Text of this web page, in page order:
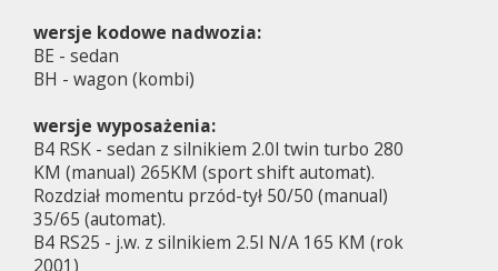
wersje kodowe nadwozia:
BE - sedan
BH - wagon (kombi)
wersje wyposażenia:
B4 RSK - sedan z silnikiem 2.0l twin turbo 280
KM (manual) 265KM (sport shift automat).
Rozdział momentu przód-tył 50/50 (manual)
35/65 (automat).
B4 RS25 - j.w. z silnikiem 2.5l N/A 165 KM (rok
2001)